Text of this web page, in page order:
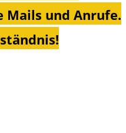
Mails und Anrufe.